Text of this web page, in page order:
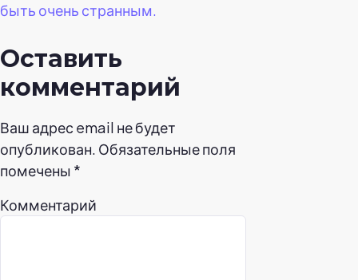
быть очень странным.
Оставить
комментарий
Ваш адрес email не будет
опубликован. Обязательные поля
помечены *
Комментарий